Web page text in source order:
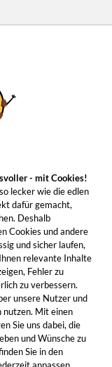
- mit Cookies!
lecker wie die edlen
dafür gemacht,
Deshalb
Cookies und andere
und sicher laufen,
relevante Inhalte
Fehler zu
zu verbessern.
unsere Nutzer und
nutzen. Mit einen
Sie uns dabei, die
und Wünsche zu
Sie in den